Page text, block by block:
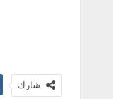
شارك